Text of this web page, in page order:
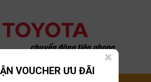
VOUCHER ƯU ĐÃI